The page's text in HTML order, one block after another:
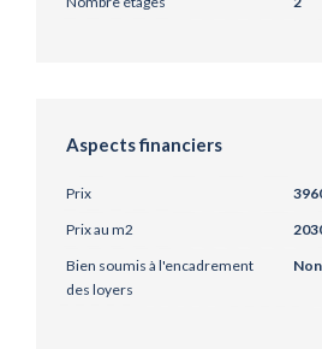
Aspects financiers
Prix
Prix au m2
Bien soumis à l'encadrement
des loyers
Non